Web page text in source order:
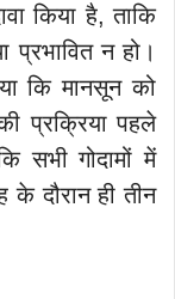
किया है, ताकि
प्रभावित न हो।
कि मानसून को
प्रक्रिया पहले
सभी गोदामों में
के दौरान ही तीन